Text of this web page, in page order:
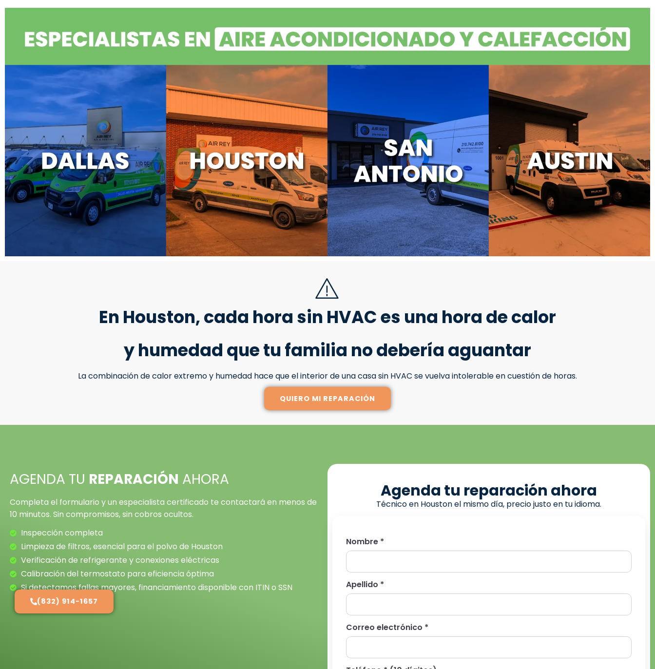
En Houston, cada hora sin HVAC es una hora de calor
y humedad que tu familia no debería aguantar
La combinación de calor extremo y humedad hace que el interior de una casa sin HVAC se vuelva intolerable en cuestión de horas.
QUIERO MI REPARACIÓN
AGENDA TU REPARACIÓN AHORA
Completa el formulario y un especialista certificado te contactará en menos de
10 minutos. Sin compromisos, sin cobros ocultos.
Inspección completa
Limpieza de filtros, esencial para el polvo de Houston
Verificación de refrigerante y conexiones eléctricas
Calibración del termostato para eficiencia óptima
Si detectamos fallas mayores, financiamiento disponible con ITIN o SSN
(832) 914-1657
Agenda tu reparación ahora
Técnico en Houston el mismo día, precio justo en tu idioma.
Nombre *
Apellido *
Correo electrónico *